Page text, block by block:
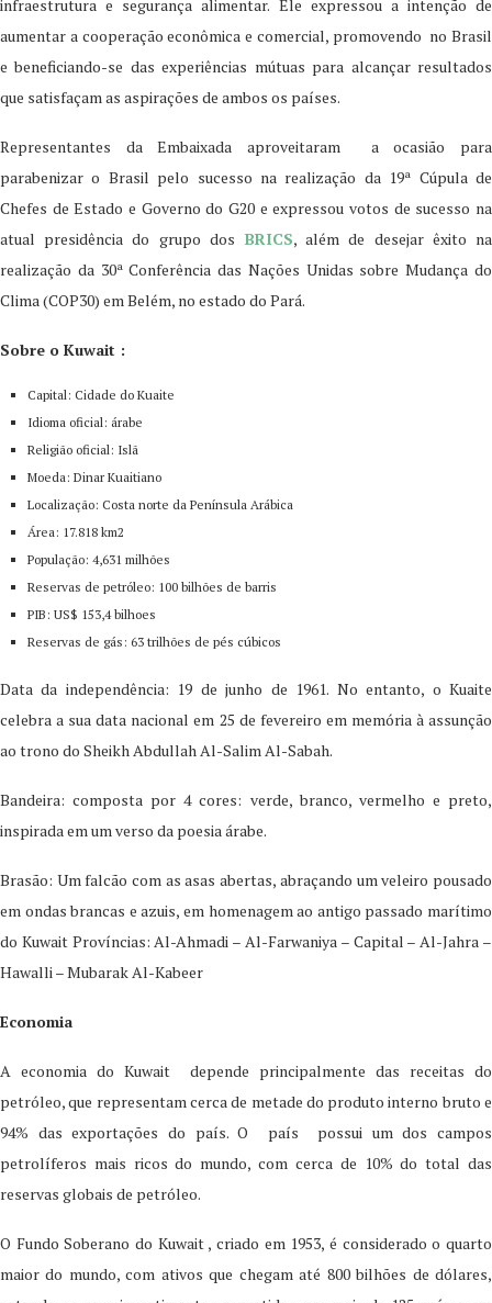
infraestrutura e segurança alimentar. Ele expressou a intenção de
aumentar a cooperação econômica e comercial, promovendo no Brasil
e beneficiando-se das experiências mútuas para alcançar resultados
que satisfaçam as aspirações de ambos os países.
Representantes da Embaixada aproveitaram a ocasião para
parabenizar o Brasil pelo sucesso na realização da 19ª Cúpula de
Chefes de Estado e Governo do G20 e expressou votos de sucesso na
atual presidência do grupo dos BRICS, além de desejar êxito na
realização da 30ª Conferência das Nações Unidas sobre Mudança do
Clima (COP30) em Belém, no estado do Pará.
Sobre o Kuwait :
Capital: Cidade do Kuaite
Idioma oficial: árabe
Religião oficial: Islã
Moeda: Dinar Kuaitiano
Localização: Costa norte da Península Arábica
Área: 17.818 km2
População: 4,631 milhões
Reservas de petróleo: 100 bilhões de barris
PIB: US$ 153,4 bilhoes
Reservas de gás: 63 trilhões de pés cúbicos
Data da independência: 19 de junho de 1961. No entanto, o Kuaite
celebra a sua data nacional em 25 de fevereiro em memória à assunção
ao trono do Sheikh Abdullah Al-Salim Al-Sabah.
Bandeira: composta por 4 cores: verde, branco, vermelho e preto,
inspirada em um verso da poesia árabe.
Brasão: Um falcão com as asas abertas, abraçando um veleiro pousado
em ondas brancas e azuis, em homenagem ao antigo passado marítimo
do Kuwait Províncias: Al-Ahmadi – Al-Farwaniya – Capital – Al-Jahra –
Hawalli – Mubarak Al-Kabeer
Economia
A economia do Kuwait depende principalmente das receitas do
petróleo, que representam cerca de metade do produto interno bruto e
94% das exportações do país. O país possui um dos campos
petrolíferos mais ricos do mundo, com cerca de 10% do total das
reservas globais de petróleo.
O Fundo Soberano do Kuwait , criado em 1953, é considerado o quarto
maior do mundo, com ativos que chegam até 800 bilhões de dólares,